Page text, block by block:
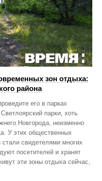
зон отдыха:
района
его в парках
парки, хоть
Новгорода, неизменно
У этих общественных
стали свидетелями многих
посетителей и хранят
эти зоны отдыха сейчас,